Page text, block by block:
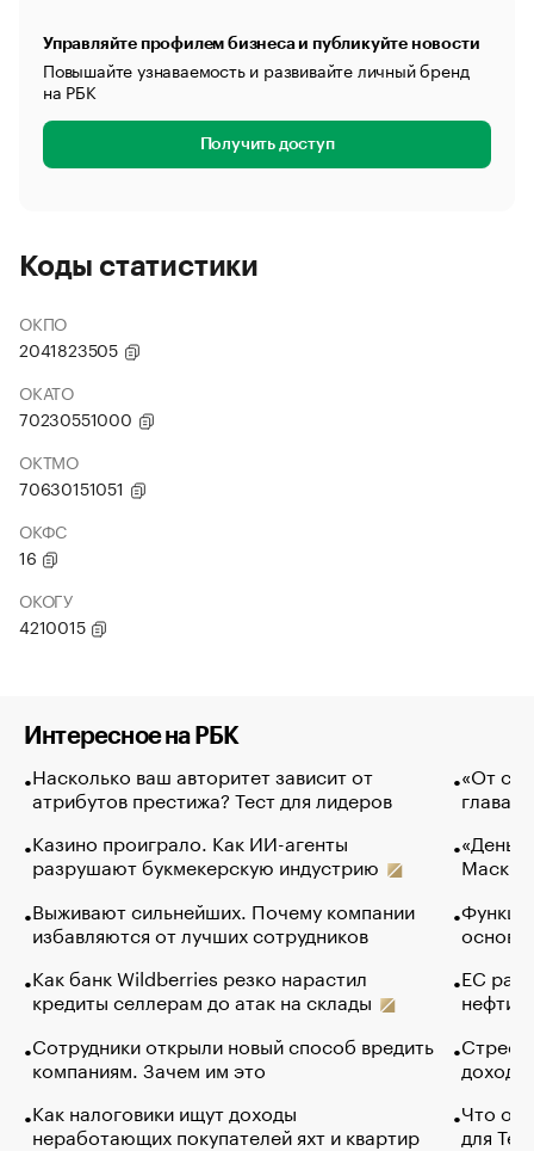
Управляйте профилем бизнеса и публикуйте новости
Повышайте узнаваемость и развивайте личный бренд
на РБК
Получить доступ
Коды статистики
ОКПО
2041823505
ОКАТО
70230551000
ОКТМО
70630151051
ОКФС
16
ОКОГУ
4210015
Интересное на РБК
Насколько ваш авторитет зависит от
атрибутов престижа? Тест для лидеров
Казино проиграло. Как ИИ-агенты
разрушают букмекерскую индустрию
Выживают сильнейших. Почему компании
избавляются от лучших сотрудников
Как банк Wildberries резко нарастил
кредиты селлерам до атак на склады
Сотрудники открыли новый способ вредить
компаниям. Зачем им это
Как налоговики ищут доходы
неработающих покупателей яхт и квартир
«От
глава
Маск в
основ
ЕС
нефти
Что
для